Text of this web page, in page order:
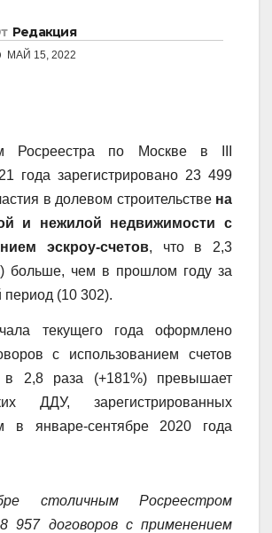
Редакция
МАЙ 15, 2022
Росреестра по Москве в III
года зарегистрировано 23 499
в долевом строительстве на
и нежилой недвижимости с
эскроу-счетов, что в 2,3
больше, чем в прошлом году за
период (10 302).
текущего года оформлено
с использованием счетов
в 2,8 раза (+181%) превышает
ДДУ, зарегистрированных
в январе-сентябре 2020 года
столичным Росреестром
957 договоров с применением